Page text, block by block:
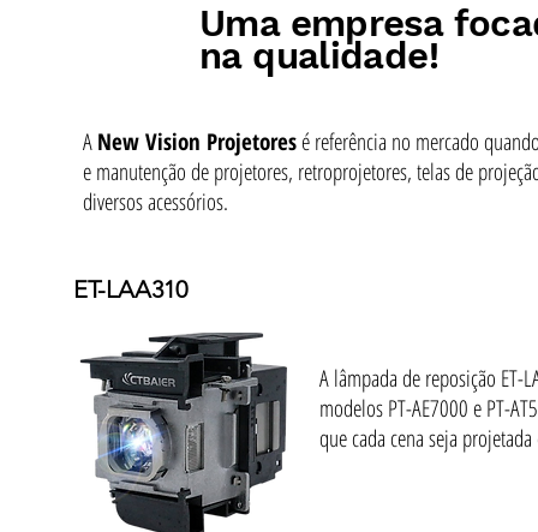
Uma empresa
na qualidade!
ANew Vision Projetoresé referência no mercado
e manutenção de projetores, retroprojetores, telas de
diversos acessórios.
ET-LAA310
A lâmpada de reposição ET-
modelos PT-AE7000 e PT-
que cada cena seja